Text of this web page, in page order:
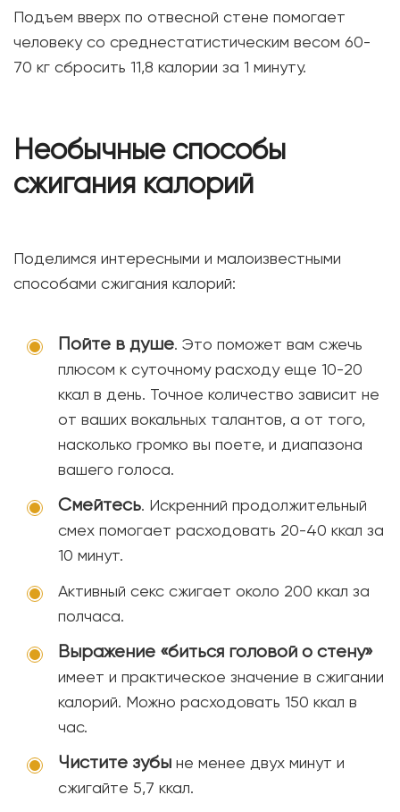
Подъем вверх по отвесной стене помогает
человеку со среднестатистическим весом 60-
70 кг сбросить 11,8 калории за 1 минуту.
Необычные способы
сжигания калорий
Поделимся интересными и малоизвестными
способами сжигания калорий:
Пойте в душе. Это поможет вам сжечь
плюсом к суточному расходу еще 10-20
ккал в день. Точное количество зависит не
от ваших вокальных талантов, а от того,
насколько громко вы поете, и диапазона
вашего голоса.
Смейтесь. Искренний продолжительный
смех помогает расходовать 20-40 ккал за
10 минут.
Активный секс сжигает около 200 ккал за
полчаса.
Выражение «биться головой о стену»
имеет и практическое значение в сжигании
калорий. Можно расходовать 150 ккал в
час.
Чистите зубы не менее двух минут и
сжигайте 5,7 ккал.